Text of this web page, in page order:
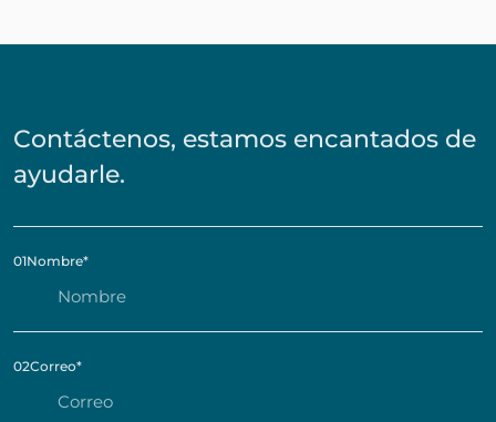
Contáctenos, estamos encantados de
ayudarle.
01Nombre*
02Correo*